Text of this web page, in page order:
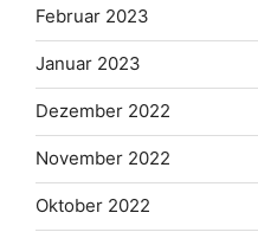
Februar 2023
Januar 2023
Dezember 2022
November 2022
Oktober 2022